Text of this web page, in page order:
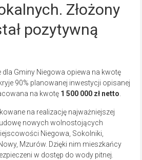
Złożony
pozytywną
Gminy Niegowa opiewa na kwotę
90% planowanej inwestycji opisanej
na kwotę 1 500 000 zł netto
na realizację najważniejszej
nowych wolnostojących
Niegowa, Sokolniki,
Mzurów. Dzięki nim mieszkańcy
w dostęp do wody pitnej.